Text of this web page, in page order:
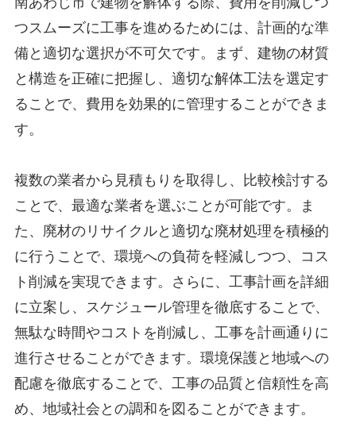
つスムーズに工事を進めるためには、計画的な準
備と適切な選択が不可欠です。まず、建物の材質
と構造を正確に把握し、適切な解体工法を選定す
ることで、費用を効果的に管理することができま
す。
複数の業者から見積もりを取得し、比較検討する
ことで、最適な業者を選ぶことが可能です。ま
た、廃材のリサイクルと適切な廃材処理を積極的
に行うことで、環境への負荷を軽減しつつ、コス
ト削減を実現できます。さらに、工事計画を詳細
に立案し、スケジュール管理を徹底することで、
無駄な時間やコストを削減し、工事を計画通りに
進行させることができます。環境保護と地域への
配慮を徹底することで、工事の品質と信頼性を高
め、地域社会との調和を図ることができます。